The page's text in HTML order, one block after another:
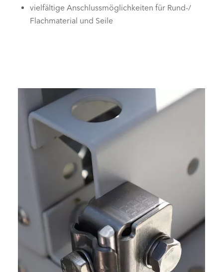
vielfältige Anschlussmöglichkeiten für Rund-/
Flachmaterial und Seile